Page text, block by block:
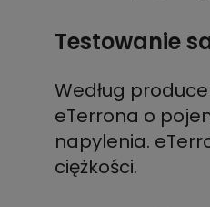
Testowanie
Według
eTerrona o
napylenia.